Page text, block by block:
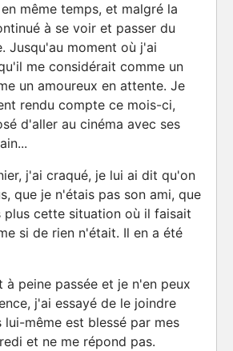
même temps, et malgré la
à se voir et passer du
Jusqu'au moment où j'ai
me considérait comme un
un amoureux en attente. Je
rendu compte ce mois-ci,
d'aller au cinéma avec ses
j'ai craqué, je lui ai dit qu'on
que je n'étais pas son ami, que
plus cette situation où il faisait
si de rien n'était. Il en a été
à peine passée et je n'en peux
j'ai essayé de le joindre
lui-même est blessé par mes
et ne me répond pas.